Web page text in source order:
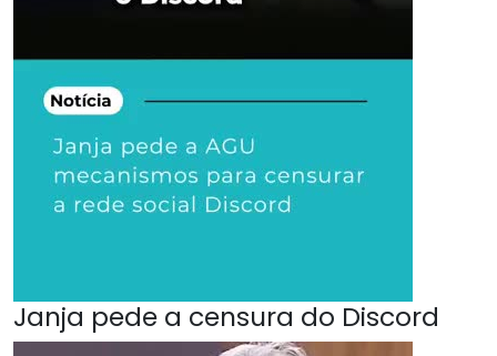
Janja pede a censura do Discord